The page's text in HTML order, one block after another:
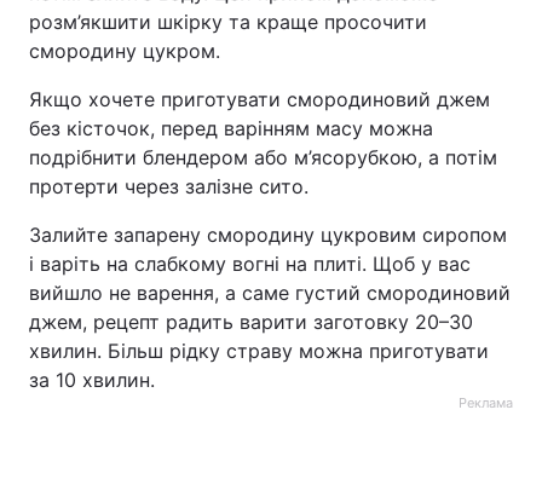
розм’якшити шкірку та краще просочити
смородину цукром.
Якщо хочете приготувати смородиновий джем
без кісточок, перед варінням масу можна
подрібнити блендером або м’ясорубкою, а потім
протерти через залізне сито.
Залийте запарену смородину цукровим сиропом
і варіть на слабкому вогні на плиті. Щоб у вас
вийшло не варення, а саме густий смородиновий
джем, рецепт радить варити заготовку 20–30
хвилин. Більш рідку страву можна приготувати
за 10 хвилин.
Реклама